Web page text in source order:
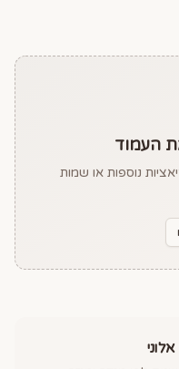
העמוד
נוספות או שמות
אלוני